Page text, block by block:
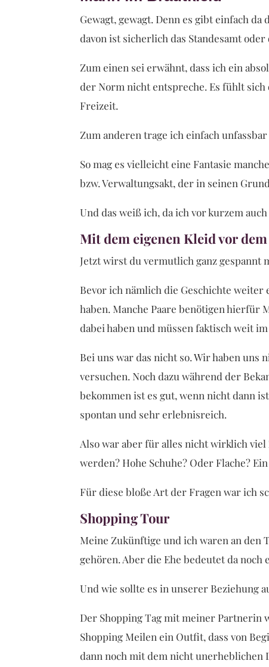
Gewagt, gewagt. Denn es gibt einfach
davon ist sicherlich das Standesamt
Zum einen sei erwähnt, dass ich ein
der Norm nicht entspreche. Es fühlt
Freizeit.
Zum anderen trage ich einfach
So mag es vielleicht eine Fantasie
bzw. Verwaltungsakt, der in seinen
Und das weiß ich, da ich vor kurzem
Mit dem eigenen Kleid vor
Jetzt wirst du vermutlich ganz gespannt
Bevor ich nämlich die Geschichte
haben. Manche Paare benötigen hierfür
dabei haben und müssen faktisch weit
Bei uns war das nicht so. Wir haben uns
versuchen. Noch dazu während der
bekommen ist es gut, wenn nicht dann
spontan und sehr erlebnisreich.
Also war aber für alles nicht wirklich
werden? Hohe Schuhe? Oder Flache?
Für diese bloße Art der Fragen war ich
Shopping Tour
Meine Zukünftige und ich waren an den
gehören. Aber die Ehe bedeutet da
Und wie sollte es in unserer Beziehung
Der Shopping Tag mit meiner Partnerin
Shopping Meilen ein Outfit, dass von
dann noch mit dem nicht unerheblichen